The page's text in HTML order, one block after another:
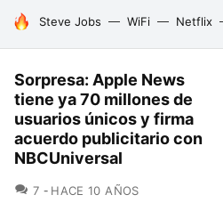
HOY SE HABLA DE
Steve Jobs WiFi Netflix
Sorpresa: Apple News
tiene ya 70 millones de
usuarios únicos y firma
acuerdo publicitario con
NBCUniversal
7 COMENTARIOS
HACE 10 AÑOS